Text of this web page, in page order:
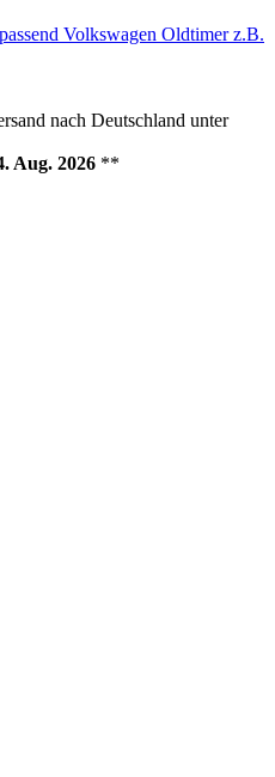
Volkswagen Oldtimer z.B.
nach Deutschland unter
Aug. 2026 **